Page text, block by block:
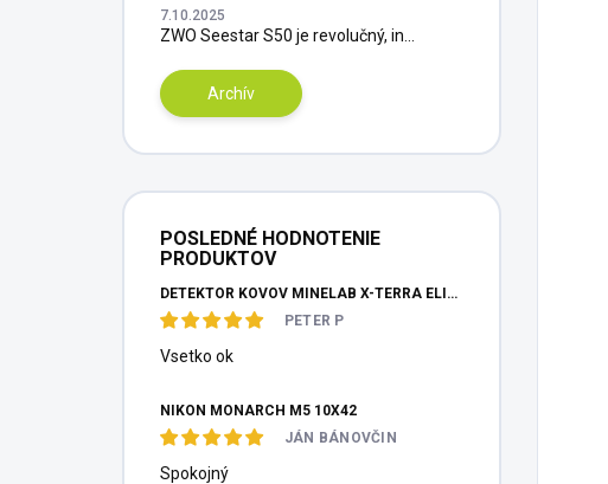
7.10.2025
ZWO Seestar S50 je revolučný, in...
Archív
POSLEDNÉ HODNOTENIE
PRODUKTOV
DETEKTOR KOVOV MINELAB X-TERRA ELITE PINPOITER SET
PETER P
Vsetko ok
NIKON MONARCH M5 10X42
JÁN BÁNOVČIN
Spokojný